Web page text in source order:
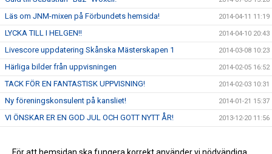
Läs om JNM-mixen på Förbundets hemsida! 2014-04-11 11:19
LYCKA TILL I HELGEN!! 2014-04-10 20:43
Livescore uppdatering Skånska Mästerskapen 1 2014-03-08 10:23
Härliga bilder från uppvisningen 2014-02-05 16:52
TACK FÖR EN FANTASTISK UPPVISNING! 2014-02-03 10:31
Ny föreningskonsulent på kansliet! 2014-01-21 15:37
VI ÖNSKAR ER EN GOD JUL OCH GOTT NYTT ÅR! 2013-12-20 11:56
Ny landslagstränare för mixed - vår Ola! 2013-10-29 15:13